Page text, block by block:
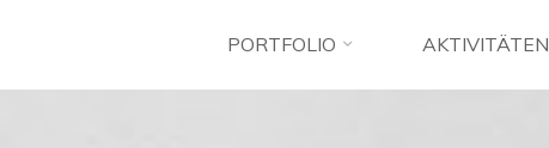
PORTFOLIO AKTIVITÄTEN